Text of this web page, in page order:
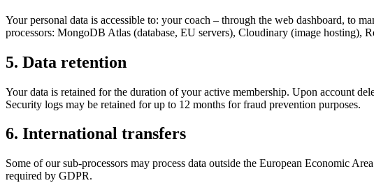
Your personal data is accessible to: your coach – through the web dashboard, to
processors: MongoDB Atlas (database, EU servers), Cloudinary (image hosting),
5. Data retention
Your data is retained for the duration of your active membership. Upon account
Security logs may be retained for up to 12 months for fraud prevention purposes.
6. International transfers
Some of our sub-processors may process data outside the European Economic
required by GDPR.